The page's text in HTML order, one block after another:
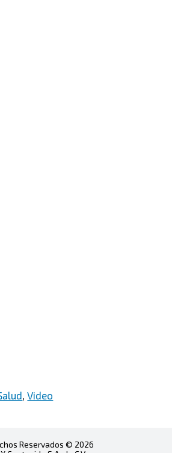
,Video
Reservados © 2026